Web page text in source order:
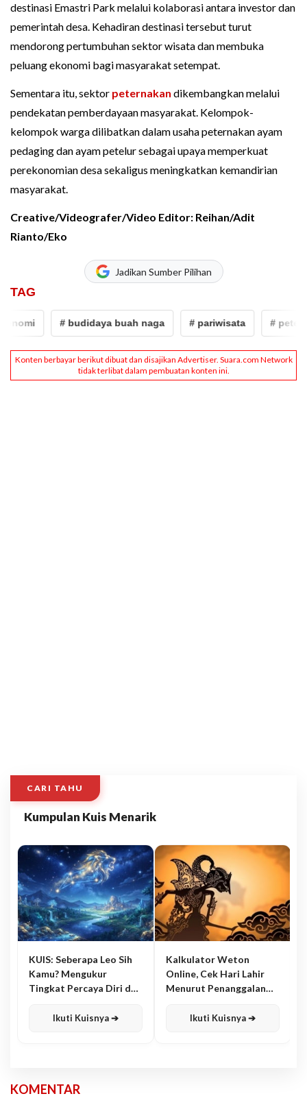
destinasi Emastri Park melalui kolaborasi antara investor dan
pemerintah desa. Kehadiran destinasi tersebut turut
mendorong pertumbuhan sektor wisata dan membuka
peluang ekonomi bagi masyarakat setempat.
Sementara itu, sektor peternakan dikembangkan melalui
pendekatan pemberdayaan masyarakat. Kelompok-
kelompok warga dilibatkan dalam usaha peternakan ayam
pedaging dan ayam petelur sebagai upaya memperkuat
perekonomian desa sekaligus meningkatkan kemandirian
masyarakat.
Creative/Videografer/Video Editor: Reihan/Adit
Rianto/Eko
Jadikan Sumber Pilihan
TAG
# budidaya buah naga # pariwisata #
CARI TAHU
Kumpulan Kuis Menarik
KUIS: Seberapa Leo Sih
Kamu? Mengukur
Tingkat Percaya Diri dan
Ikuti Kuisnya ➔
Kalkulator Weton
Online, Cek Hari Lahir
Menurut Penanggalan
Ikuti Kuisnya ➔
KOMENTAR